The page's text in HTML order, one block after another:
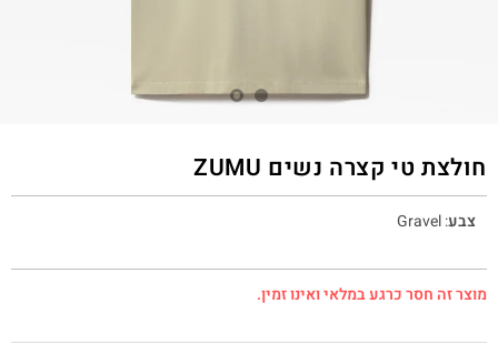
חולצת טי קצרה נשים ZUMU
צבע:
Gravel
מוצר זה חסר כרגע במלאי ואינו זמין.